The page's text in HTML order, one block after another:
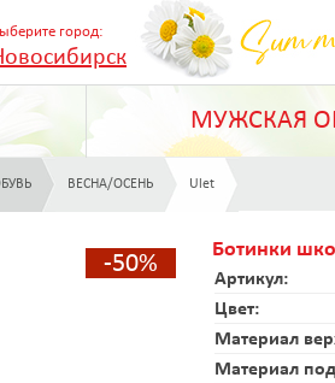
город:
МУЖСКАЯ
ВЕСНА/ОСЕНЬ Ulet
-50%
Ботинки
Артикул:
Цвет:
Материал
Материал